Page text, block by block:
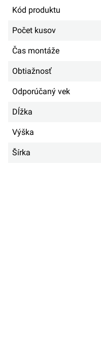
Kód produktu
Počet kusov
Čas montáže
Obtiažnosť
Odporúčaný vek
Dĺžka
Výška
Šírka